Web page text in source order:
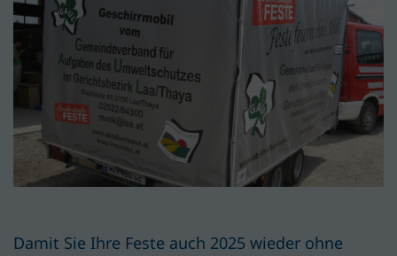
Damit Sie Ihre Feste auch 2025 wieder ohne